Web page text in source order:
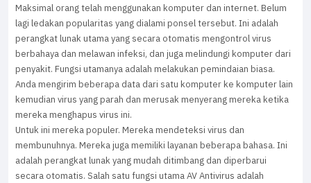
Maksimal orang telah menggunakan komputer dan internet. Belum
lagi ledakan popularitas yang dialami ponsel tersebut. Ini adalah
perangkat lunak utama yang secara otomatis mengontrol virus
berbahaya dan melawan infeksi, dan juga melindungi komputer dari
penyakit. Fungsi utamanya adalah melakukan pemindaian biasa.
Anda mengirim beberapa data dari satu komputer ke komputer lain
kemudian virus yang parah dan merusak menyerang mereka ketika
mereka menghapus virus ini.
Untuk ini mereka populer. Mereka mendeteksi virus dan
membunuhnya. Mereka juga memiliki layanan beberapa bahasa. Ini
adalah perangkat lunak yang mudah ditimbang dan diperbarui
secara otomatis. Salah satu fungsi utama AV Antivirus adalah